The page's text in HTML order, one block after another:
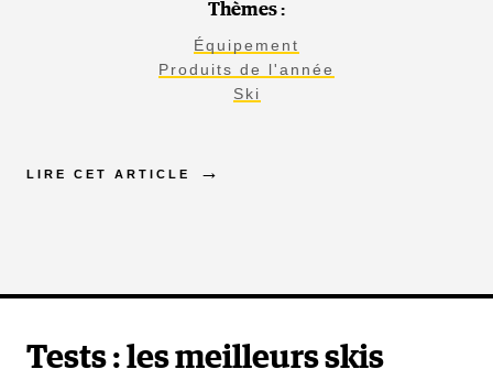
Thèmes :
Équipement
Produits de l'année
Ski
LIRE CET ARTICLE
Tests : les meilleurs skis